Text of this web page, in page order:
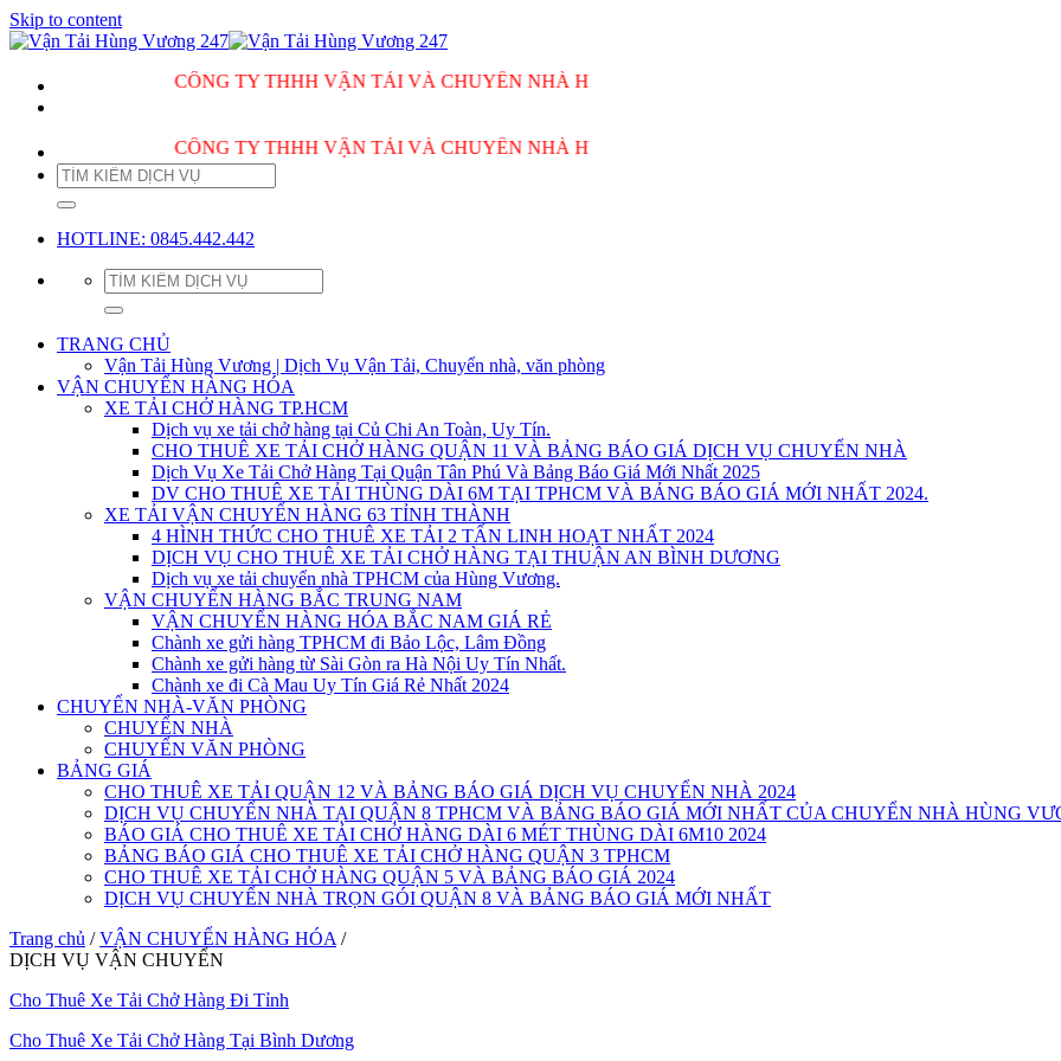
Skip to content
CÔNG TY THHH VẬN TẢI VÀ CHUYỂN NHÀ HÙNG VƯƠNG PHỤC VỤ 24/7
CÔNG TY THHH VẬN TẢI VÀ CHUYỂN NHÀ HÙNG VƯƠNG PHỤC VỤ 24/7
HOTLINE: 0845.442.442
TRANG CHỦ
Vận Tải Hùng Vương | Dịch Vụ Vận Tải, Chuyển nhà, văn phòng
VẬN CHUYỂN HÀNG HÓA
XE TẢI CHỞ HÀNG TP.HCM
Dịch vụ xe tải chở hàng tại Củ Chi An Toàn, Uy Tín.
CHO THUÊ XE TẢI CHỞ HÀNG QUẬN 11 VÀ BẢNG BÁO GIÁ DỊCH VỤ CHUYỂN NHÀ
Dịch Vụ Xe Tải Chở Hàng Tại Quận Tân Phú Và Bảng Báo Giá Mới Nhất 2025
DV CHO THUÊ XE TẢI THÙNG DÀI 6M TẠI TPHCM VÀ BẢNG BÁO GIÁ MỚI NHẤT 2024.
XE TẢI VẬN CHUYỂN HÀNG 63 TỈNH THÀNH
4 HÌNH THỨC CHO THUÊ XE TẢI 2 TẤN LINH HOẠT NHẤT 2024
DỊCH VỤ CHO THUÊ XE TẢI CHỞ HÀNG TẠI THUẬN AN BÌNH DƯƠNG
Dịch vụ xe tải chuyển nhà TPHCM của Hùng Vương.
VẬN CHUYỂN HÀNG BẮC TRUNG NAM
VẬN CHUYỂN HÀNG HÓA BẮC NAM GIÁ RẺ
Chành xe gửi hàng TPHCM đi Bảo Lộc, Lâm Đồng
Chành xe gửi hàng từ Sài Gòn ra Hà Nội Uy Tín Nhất.
Chành xe đi Cà Mau Uy Tín Giá Rẻ Nhất 2024
CHUYỂN NHÀ-VĂN PHÒNG
CHUYỂN NHÀ
CHUYỂN VĂN PHÒNG
BẢNG GIÁ
CHO THUÊ XE TẢI QUẬN 12 VÀ BẢNG BÁO GIÁ DỊCH VỤ CHUYỂN NHÀ 2024
DỊCH VỤ CHUYỂN NHÀ TẠI QUẬN 8 TPHCM VÀ BẢNG BÁO GIÁ MỚI NHẤT CỦA CHUYỂN NHÀ HÙNG
BÁO GIÁ CHO THUÊ XE TẢI CHỞ HÀNG DÀI 6 MÉT THÙNG DÀI 6M10 2024
BẢNG BÁO GIÁ CHO THUÊ XE TẢI CHỞ HÀNG QUẬN 3 TPHCM
CHO THUÊ XE TẢI CHỞ HÀNG QUẬN 5 VÀ BẢNG BÁO GIÁ 2024
DỊCH VỤ CHUYỂN NHÀ TRỌN GÓI QUẬN 8 VÀ BẢNG BÁO GIÁ MỚI NHẤT
Trang chủ / VẬN CHUYỂN HÀNG HÓA /
DỊCH VỤ VẬN CHUYỂN
Cho Thuê Xe Tải Chở Hàng Đi Tỉnh
Cho Thuê Xe Tải Chở Hàng Tại Bình Dương